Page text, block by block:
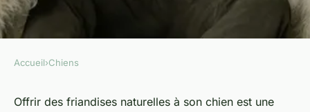
Friandises naturelles pour
Accueil›Chiens
Offrir des friandises naturelles à son chien est une